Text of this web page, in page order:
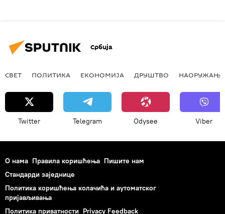
Србија
СВЕТ ПОЛИТИКА ЕКОНОМИЈА ДРУШТВО НАОРУЖАЊЕ
Twitter Telegram Odysee Viber
О нама Правила коришћења Пишите нам
Стандарди заједнице
Политика коришћења колачића и аутоматског
пријављивања
Политика приватности Privacy Feedback